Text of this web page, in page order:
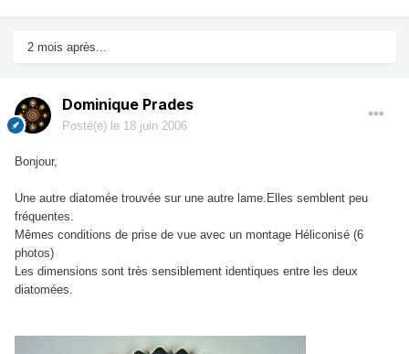
2 mois après...
Dominique Prades
Posté(e) le 18 juin 2006
Bonjour,
Une autre diatomée trouvée sur une autre lame.Elles semblent peu
fréquentes.
Mêmes conditions de prise de vue avec un montage Héliconisé (6
photos)
Les dimensions sont très sensiblement identiques entre les deux
diatomées.